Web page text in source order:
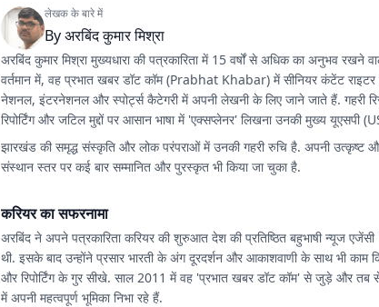
लेखक के बारे में
Byअरबिंद कुमार मिश्रा
अरबिंद कुमार मिश्रा मुख्यधारा की पत्रकारिता में 15 वर्षों से अधिक का अनुभव रखने
वर्तमान में, वह प्रभात खबर डॉट कॉम(Prabhat Khabar) में सीनियर कंटेंट राइटर
नेशनल, इंटरनेशनल और स्पोर्ट्स कैटेगरी में अपनी लेखनी के लिए जाने जाते हैं. गहरी
रिपोर्टिंग और जटिल मुद्दों पर आसान भाषा में 'एक्सप्लेनर' लिखना उनकी मुख्य यूएसपी
झारखंड की समृद्ध संस्कृति और लोक परंपराओं में उनकी गहरी रुचि है. अपनी उत्कृष्ट और
संस्थान स्तर पर कई बार सम्मानित और पुरस्कृत भी किया जा चुका है.
करियर का सफरनामा
अरबिंद ने अपने पत्रकारिता करियर की शुरुआत देश की प्रतिष्ठित बहुभाषी न्यूज एजेंसी
थी. इसके बाद उन्होंने प्रसार भारती के अंग दूरदर्शन और आकाशवाणी के साथ भी काम
और रिपोर्टिंग के गुर सीखे. साल 2011 में वह 'प्रभात खबर डॉट कॉम' से जुड़े और तब से
में अपनी महत्वपूर्ण भूमिका निभा रहे हैं.